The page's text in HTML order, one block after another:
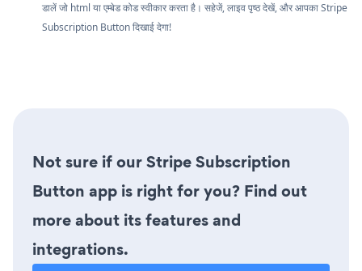
डालें जो html या एम्बेड कोड स्वीकार करता है। सहेजें, लाइव पृष्ठ देखें, और आपका Stripe
Subscription Button दिखाई देगा!
Not sure if our Stripe Subscription
Button app is right for you? Find out
more about its features and
integrations.